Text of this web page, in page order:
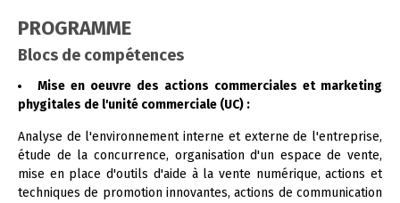
PROGRAMME
Blocs de compétences
Mise en oeuvre des actions commerciales et marketing
phygitales de l'unité commerciale (UC) :
Analyse de l'environnement interne et externe de l'entreprise,
étude de la concurrence, organisation d'un espace de vente,
mise en place d'outils d'aide à la vente numérique, actions et
techniques de promotion innovantes, actions de communication